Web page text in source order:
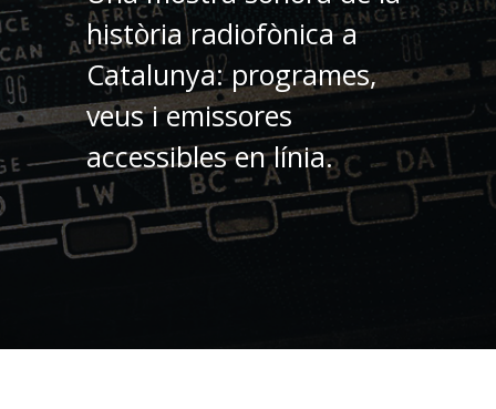
història radiofònica a
Catalunya: programes,
veus i emissores
accessibles en línia.